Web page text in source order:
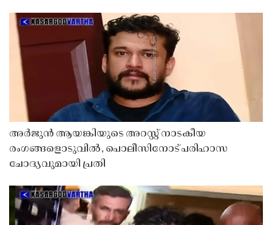
അർജുൻ ആയങ്കിയുടെ അറസ്റ്റ് നാടകീയ
രംഗങ്ങളൊടുവിൽ, പൊലീസിനോട് പരിഹാസ
ചോദ്യവുമായി പ്രതി